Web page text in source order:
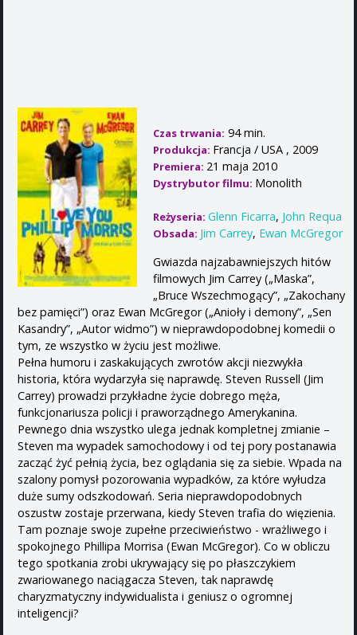
Czas trwania: 94 min.
Produkcja: Francja / USA , 2009
Premiera: 21 maja 2010
Dystrybutor filmu: Monolith
Reżyseria: Glenn Ficarra, John Requa
Obsada: Jim Carrey, Ewan McGregor
Gwiazda najzabawniejszych hitów
filmowych Jim Carrey („Maska”,
„Bruce Wszechmogący”, „Zakochany
bez pamięci”) oraz Ewan McGregor („Anioły i demony”, „Sen
Kasandry”, „Autor widmo”) w nieprawdopodobnej komedii o
tym, ze wszystko w życiu jest możliwe.
Pełna humoru i zaskakujących zwrotów akcji niezwykła
historia, która wydarzyła się naprawdę. Steven Russell (Jim
Carrey) prowadzi przykładne życie dobrego męża,
funkcjonariusza policji i praworządnego Amerykanina.
Pewnego dnia wszystko ulega jednak kompletnej zmianie –
Steven ma wypadek samochodowy i od tej pory postanawia
zacząć żyć pełnią życia, bez oglądania się za siebie. Wpada na
szalony pomysł pozorowania wypadków, za które wyłudza
duże sumy odszkodowań. Seria nieprawdopodobnych
oszustw zostaje przerwana, kiedy Steven trafia do więzienia.
Tam poznaje swoje zupełne przeciwieństwo - wrażliwego i
spokojnego Phillipa Morrisa (Ewan McGregor). Co w obliczu
tego spotkania zrobi ukrywający się po płaszczykiem
zwariowanego naciągacza Steven, tak naprawdę
charyzmatyczny indywidualista i geniusz o ogromnej
inteligencji?